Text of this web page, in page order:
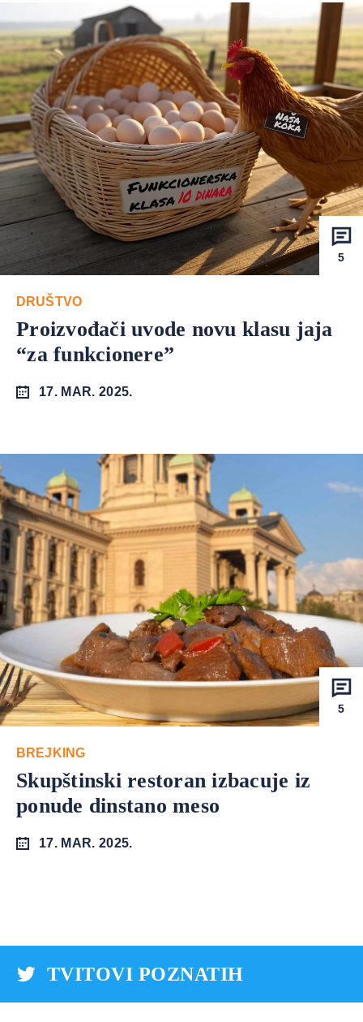
5
DRUŠTVO
Proizvođači uvode novu klasu jaja
“za funkcionere”
17. MAR. 2025.
5
BREJKING
Skupštinski restoran izbacuje iz
ponude dinstano meso
17. MAR. 2025.
TVITOVI POZNATIH